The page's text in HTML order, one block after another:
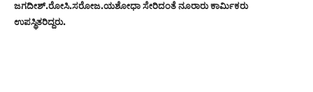
ಜಗದೀಶ್.ರೋಸಿ.ಸರೋಜ.ಯಶೋಧಾ ಸೇರಿದಂತೆ ನೂರಾರು ಕಾರ್ಮಿಕರು
ಉಪಸ್ಥಿತರಿದ್ದರು.